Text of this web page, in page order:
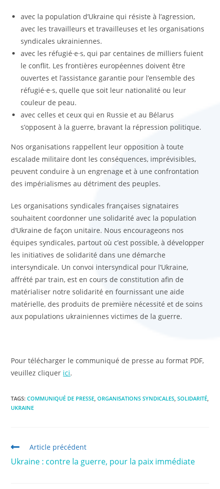
avec la population d’Ukraine qui résiste à l’agression,
avec les travailleurs et travailleuses et les organisations
syndicales ukrainiennes.
avec les réfugié·e·s, qui par centaines de milliers fuient
le conflit. Les frontières européennes doivent être
ouvertes et l’assistance garantie pour l’ensemble des
réfugié·e·s, quelle que soit leur nationalité ou leur
couleur de peau.
avec celles et ceux qui en Russie et au Bélarus
s’opposent à la guerre, bravant la répression politique.
Nos organisations rappellent leur opposition à toute
escalade militaire dont les conséquences, imprévisibles,
peuvent conduire à un engrenage et à une confrontation
des impérialismes au détriment des peuples.
Les organisations syndicales françaises signataires
souhaitent coordonner une solidarité avec la population
d’Ukraine de façon unitaire. Nous encourageons nos
équipes syndicales, partout où c’est possible, à développer
les initiatives de solidarité dans une démarche
intersyndicale. Un convoi intersyndical pour l’Ukraine,
affrété par train, est en cours de constitution afin de
matérialiser notre solidarité en fournissant une aide
matérielle, des produits de première nécessité et de soins
aux populations ukrainiennes victimes de la guerre.
Pour télécharger le communiqué de presse au format PDF,
veuillez cliquer ici.
TAGS:COMMUNIQUÉ DE PRESSE, ORGANISATIONS SYNDICALES, SOLIDARITÉ,
UKRAINE
Article précédent
Ukraine : contre la guerre, pour la paix immédiate